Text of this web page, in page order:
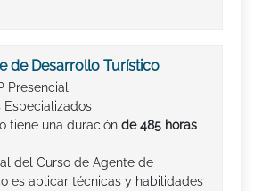
de Desarrollo Turístico
Presencial
Especializados
tiene una duración de 485 horas
del Curso de Agente de
es aplicar técnicas y habilidades